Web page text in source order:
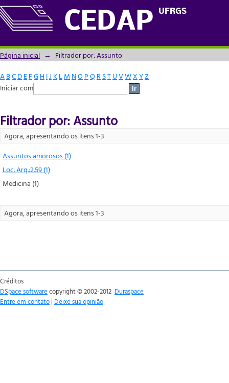
CEDAP UFRGS
Filtrador por: Assunto
Página inicial → Filtrador por: Assunto
ABCDEFGH IJ KLM NOPQRSTUVWXYZ
Iniciar com
Filtrador por: Assunto
Agora, apresentando os itens 1-3
Assuntos amorosos (1)
Loc. Arq.:2.59 (1)
Medicina (1)
Agora, apresentando os itens 1-3
Créditos
DSpace softwarecopyright © 2002-2012 Duraspace
Entre em contato | Deixe sua opinião